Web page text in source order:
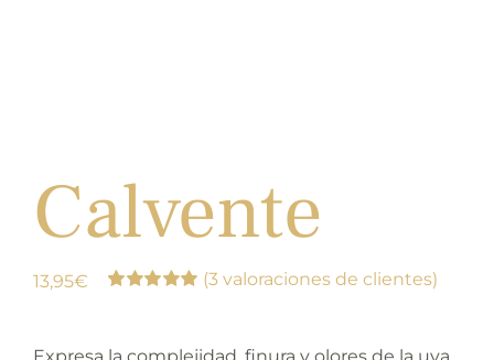
Calvente
13,95€ (3valoraciones de clientes)